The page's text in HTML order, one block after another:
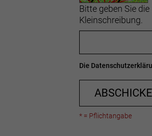
Bitte geben Sie
Kleinschreibung.
Die
* = Pflichtangabe